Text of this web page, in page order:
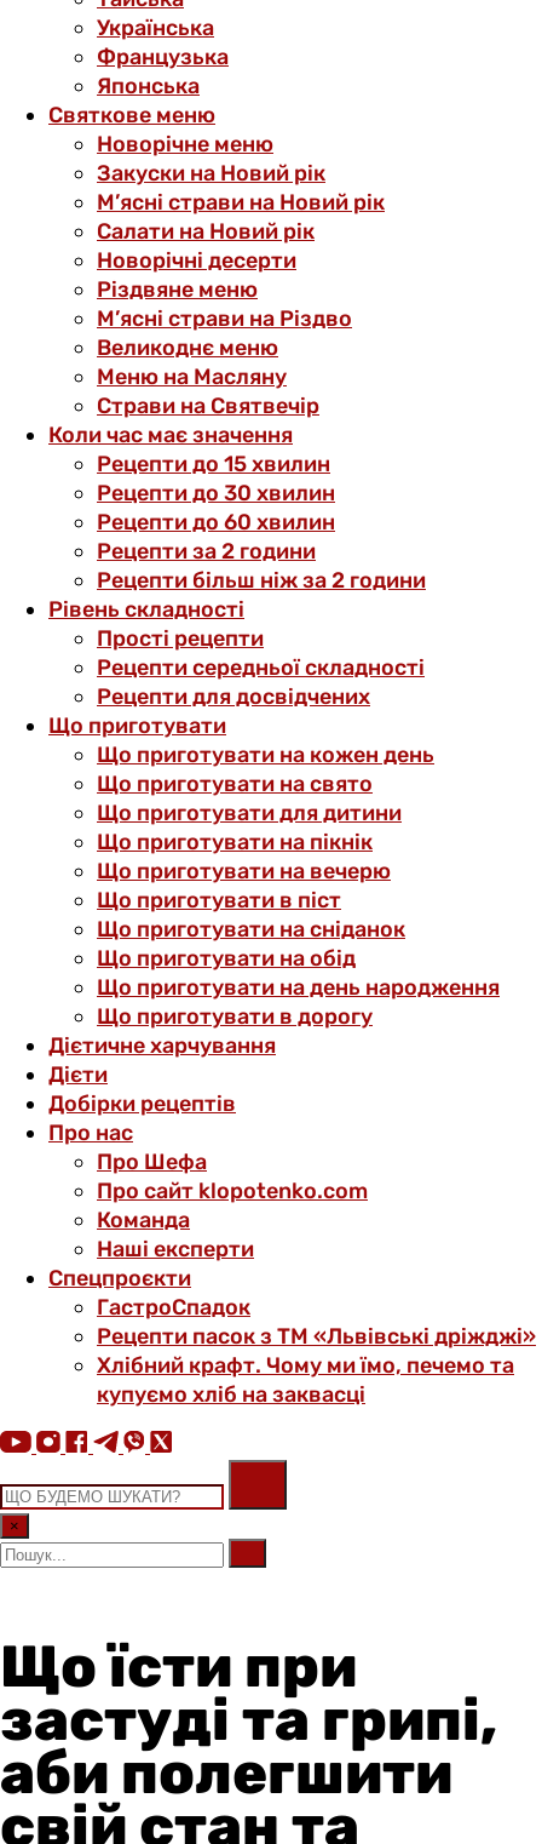
Українська
Французька
Японська
Святкове меню
Новорічне меню
Закуски на Новий рік
М’ясні страви на Новий рік
Салати на Новий рік
Новорічні десерти
Різдвяне меню
М’ясні страви на Різдво
Великоднє меню
Меню на Масляну
Страви на Святвечір
Коли час має значення
Рецепти до 15 хвилин
Рецепти до 30 хвилин
Рецепти до 60 хвилин
Рецепти за 2 години
Рецепти більш ніж за 2 години
Рівень складності
Прості рецепти
Рецепти середньої складності
Рецепти для досвідчених
Що приготувати
Що приготувати на кожен день
Що приготувати на свято
Що приготувати для дитини
Що приготувати на пікнік
Що приготувати на вечерю
Що приготувати в піст
Що приготувати на сніданок
Що приготувати на обід
Що приготувати на день народження
Що приготувати в дорогу
Дієтичне харчування
Дієти
Добірки рецептів
Про нас
Про Шефа
Про сайт klopotenko.com
Команда
Наші експерти
Спецпроєкти
ГастроСпадок
Рецепти пасок з ТМ «Львівські дріжджі»
Хлібний крафт. Чому ми їмо, печемо та
купуємо хліб на заквасці
×
Що їсти при
застуді та грипі,
аби полегшити
свій стан та